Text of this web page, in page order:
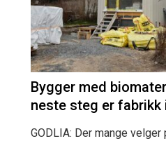
Bygger med
neste steg er fabrikk
GODLIA: Der mange